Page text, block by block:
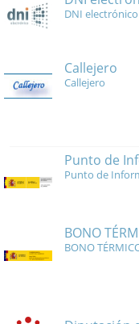
DNI electrónico
Callejero
Callejero
Punto de
Punto de
BONO
BONO